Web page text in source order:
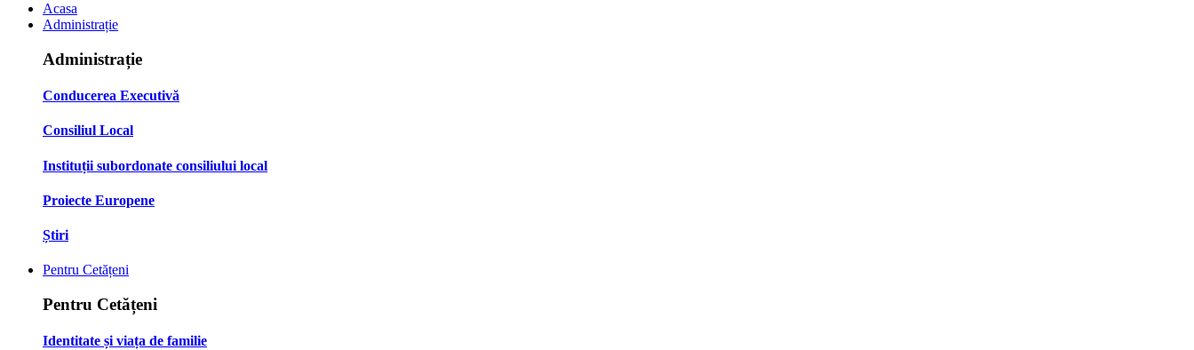
Acasa
Administrație
Administrație
Conducerea Executivă
Consiliul Local
Instituții subordonate consiliului local
Proiecte Europene
Știri
Pentru Cetățeni
Pentru Cetățeni
Identitate și viața de familie